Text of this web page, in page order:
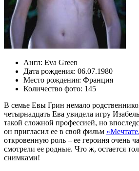
Англ: Eva Green
Дата рождения: 06.07.1980
Место рождения: Франция
Количество фото: 145
В семье Евы Грин немало
четырнадцать Ева увидела игру
такой сложной профессией, но
он пригласил ее в свой фильм
откровенную роль – ее героиня очень
смотрели ее родные. Что ж, остается
снимками!